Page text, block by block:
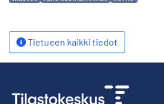
Tietueen kaikki tiedot